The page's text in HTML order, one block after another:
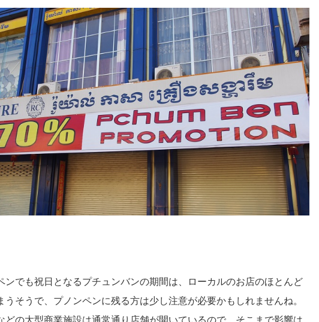
ンでも祝日となるプチュンバンの期間は、ローカルのお店のほとんど
うそうで、プノンペンに残る方は少し注意が必要かもしれませんね。
どの大型商業施設は通常通り店舗が開いているので、そこまで影響は